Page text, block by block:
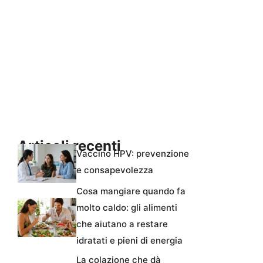
Articoli recentiVaccino HPV: prevenzione
e consapevolezza
Cosa mangiare quando fa
molto caldo: gli alimenti
che aiutano a restare
idratati e pieni di energia
La colazione che dà